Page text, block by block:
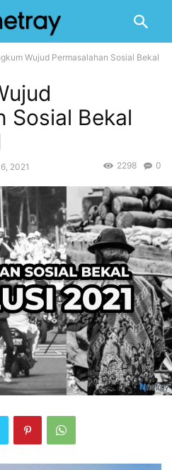
Wujud Permasalahan Sosial Bekal
Sosial Bekal
2021 0
2298